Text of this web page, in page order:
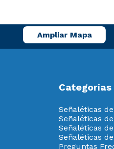
Ampliar Mapa
Categorías
Señaléticas
Señaléticas
Señaléticas
Señaléticas
Preguntas